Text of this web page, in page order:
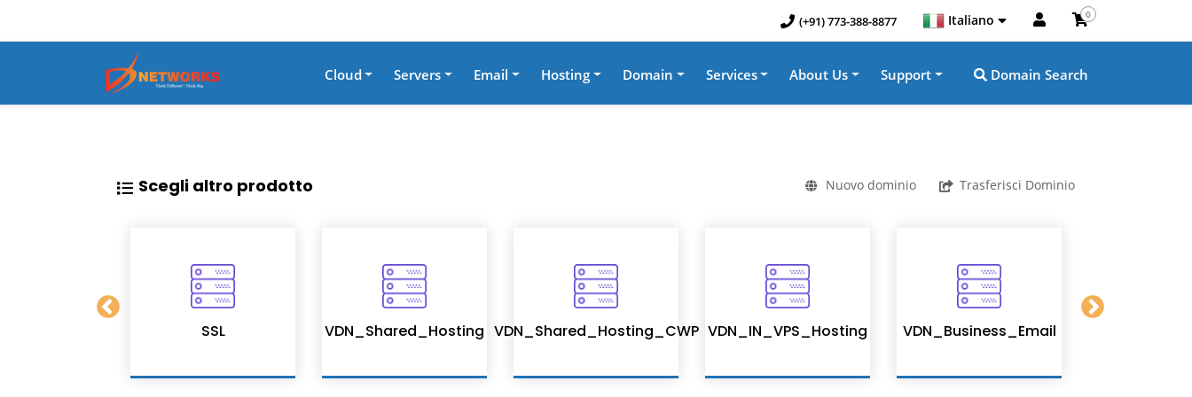
(+91) 773-388-8877 Italiano 0
Cloud Servers Email Hosting Domain Services About Us Support Domain Search
Scegli altro prodotto Nuovo dominio Trasferisci Dominio
SSL VDN_Shared_Hosting VDN_Shared_Hosting_CWP VDN_IN_VPS_Hosting VDN_Business_Email